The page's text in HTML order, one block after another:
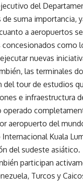
del
suma importancia,
a aeropuertos
como
nuevas
las terminales
del tour de estudios
e infraestructura
operado
aeropuerto del
Kuala
del sudeste asiático.
participan
Turcos y